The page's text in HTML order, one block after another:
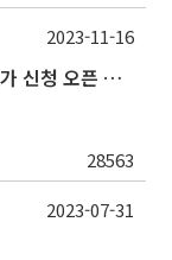
학생정보시스템 내 유학생 시간제취업 허가 신청 오픈 안내
28563
2023-11-16
2023-07-31